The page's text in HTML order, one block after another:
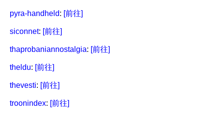
pyra-handheld: [前往]
siconnet: [前往]
thaprobaniannostalgia: [前往]
theldu: [前往]
thevesti: [前往]
troonindex: [前往]